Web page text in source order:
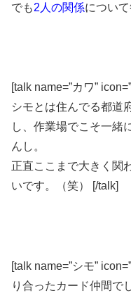
でも2人の関係について
[talk name=”カワ”
シモとは住んでる都道
し、作業場でこそ一緒
んし。
正直ここまで大きく関
いです。（笑） [/talk]
[talk name=”シモ”
り合ったカード仲間で